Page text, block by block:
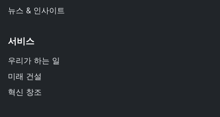
뉴스 & 인사이트
서비스
우리가 하는 일
미래 건설
혁신 창조